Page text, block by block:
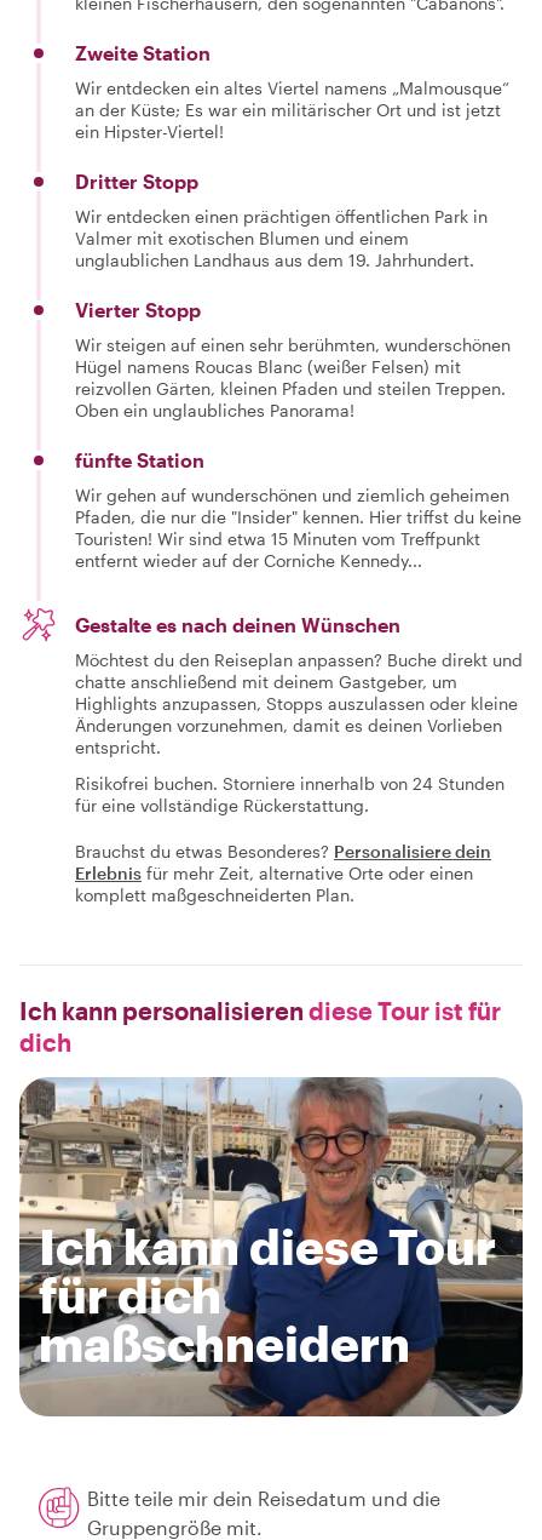
Zweite Station
Wir entdecken ein altes Viertel namens „Malmousque“
an der Küste; Es war ein militärischer Ort und ist jetzt
ein Hipster-Viertel!
Dritter Stopp
Wir entdecken einen prächtigen öffentlichen Park in
Valmer mit exotischen Blumen und einem
unglaublichen Landhaus aus dem 19. Jahrhundert.
Vierter Stopp
Wir steigen auf einen sehr berühmten, wunderschönen
Hügel namens Roucas Blanc (weißer Felsen) mit
reizvollen Gärten, kleinen Pfaden und steilen Treppen.
Oben ein unglaubliches Panorama!
fünfte Station
Wir gehen auf wunderschönen und ziemlich geheimen
Pfaden, die nur die "Insider" kennen. Hier triffst du keine
Touristen! Wir sind etwa 15 Minuten vom Treffpunkt
entfernt wieder auf der Corniche Kennedy...
Gestalte es nach deinen Wünschen
Möchtest du den Reiseplan anpassen? Buche direkt und
chatte anschließend mit deinem Gastgeber, um
Highlights anzupassen, Stopps auszulassen oder kleine
Änderungen vorzunehmen, damit es deinen Vorlieben
entspricht.
Risikofrei buchen. Storniere innerhalb von 24 Stunden
für eine vollständige Rückerstattung.
Brauchst du etwas Besonderes? Personalisiere dein
Erlebnis für mehr Zeit, alternative Orte oder einen
komplett maßgeschneiderten Plan.
Ich kann personalisieren diese Tour ist für
dich
Ich kann diese Tour
für dich
maßschneidern
Bitte teile mir dein Reisedatum und die
Gruppengröße mit.